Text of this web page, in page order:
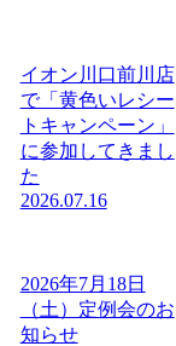
イオン川口前川店
で「黄色いレシー
トキャンペーン」
に参加してきまし
た
2026.07.16
2026年7月18日
（土）定例会のお
知らせ